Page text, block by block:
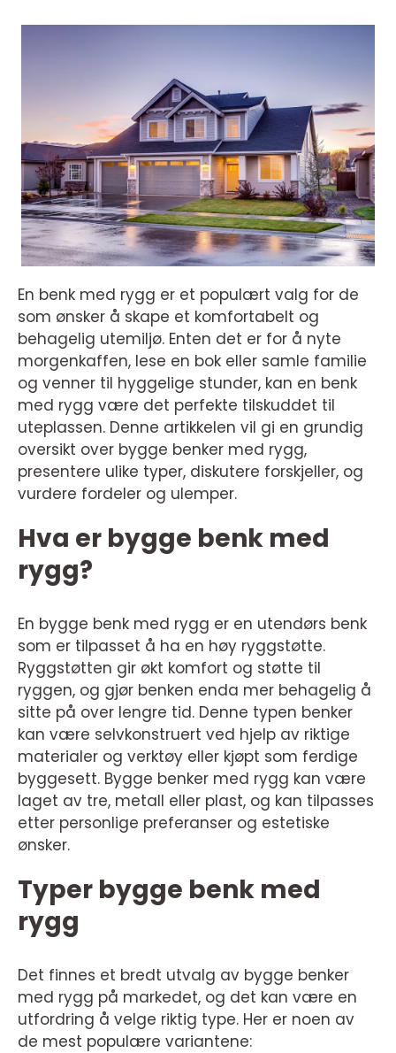
En benk med rygg er et populært valg for de
som ønsker å skape et komfortabelt og
behagelig utemiljø. Enten det er for å nyte
morgenkaffen, lese en bok eller samle familie
og venner til hyggelige stunder, kan en benk
med rygg være det perfekte tilskuddet til
uteplassen. Denne artikkelen vil gi en grundig
oversikt over bygge benker med rygg,
presentere ulike typer, diskutere forskjeller, og
vurdere fordeler og ulemper.
Hva er bygge benk med
rygg?
En bygge benk med rygg er en utendørs benk
som er tilpasset å ha en høy ryggstøtte.
Ryggstøtten gir økt komfort og støtte til
ryggen, og gjør benken enda mer behagelig å
sitte på over lengre tid. Denne typen benker
kan være selvkonstruert ved hjelp av riktige
materialer og verktøy eller kjøpt som ferdige
byggesett. Bygge benker med rygg kan være
laget av tre, metall eller plast, og kan tilpasses
etter personlige preferanser og estetiske
ønsker.
Typer bygge benk med
rygg
Det finnes et bredt utvalg av bygge benker
med rygg på markedet, og det kan være en
utfordring å velge riktig type. Her er noen av
de mest populære variantene: